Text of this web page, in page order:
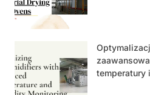
temperatury